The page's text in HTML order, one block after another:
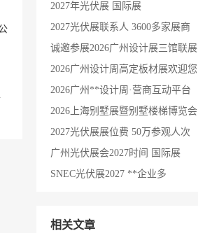
2027年光伏展 国际展
2027光伏展联系人 3600多家展商
诚邀参展2026广州设计展三馆联展
2026广州设计周高定板材展欢迎您
2026广州**设计周·营商互动平台
2026上海别墅展暨别墅楼梯博览会
2027光伏展展位费 50万参观人次
广州光伏展会2027时间 国际展
SNEC光伏展2027 **企业多
相关文章